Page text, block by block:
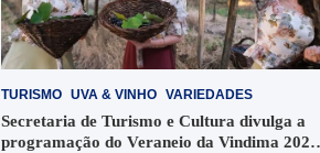
TURISMO UVA & VINHO VARIEDADES
Secretaria de Turismo e Cultura divulga a
programação do Veraneio da Vindima 2026